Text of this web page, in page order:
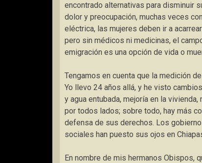
encontrado alternativas para disminuir
dolor y preocupación, muchas veces
eléctrica, las mujeres deben ir a
pero sin médicos ni medicinas, el
emigración es una opción de vida o
Tengamos en cuenta que la medición
Yo llevo 24 años allá, y he visto
y agua entubada, mejoría en la
por todos lados; sobre todo, hay más
defensa de sus derechos. Los
sociales han puesto sus ojos en
En nombre de mis hermanos Obispos,